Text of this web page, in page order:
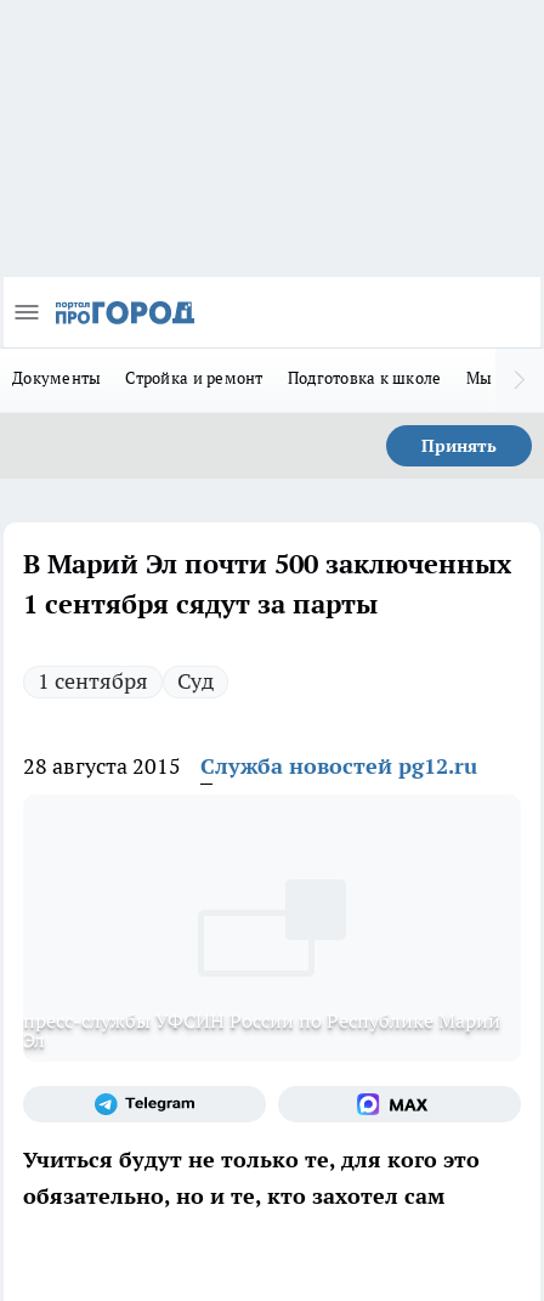
Документы Стройка и ремонт Подготовка к школе Мы в MAX
Принять
В Марий Эл почти 500 заключенных
1 сентября сядут за парты
1 сентября Суд
28 августа 2015 Служба новостей pg12.ru
пресс-службы УФСИН России по Республике Марий
Эл
Учиться будут не только те, для кого это
обязательно, но и те, кто захотел сам